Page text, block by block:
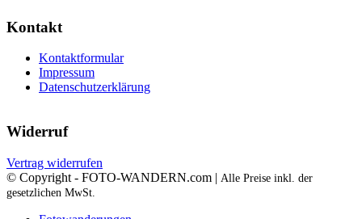
Kontakt
Kontaktformular
Impressum
Datenschutzerklärung
Widerruf
Vertrag widerrufen
© Copyright - FOTO-WANDERN.com | Alle Preise inkl. der
gesetzlichen MwSt.